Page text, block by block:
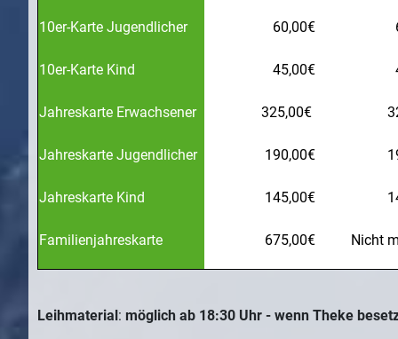
10er-Karte Jugendlicher 60,00€
10er-Karte Kind 45,00€
Jahreskarte Erwachsener 325,00€
Jahreskarte Jugendlicher 190,00€
Jahreskarte Kind 145,00€
Familienjahreskarte 675,00€ Nicht
Leihmaterial: möglich ab 18:30 Uhr - wenn Theke